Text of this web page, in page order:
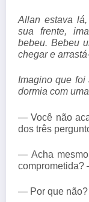
Allan estava
sua frente,
bebeu. Bebeu
chegar e
Imagino que
dormia com
— Você não
dos três
— Acha
comprometida?
— Por que não?